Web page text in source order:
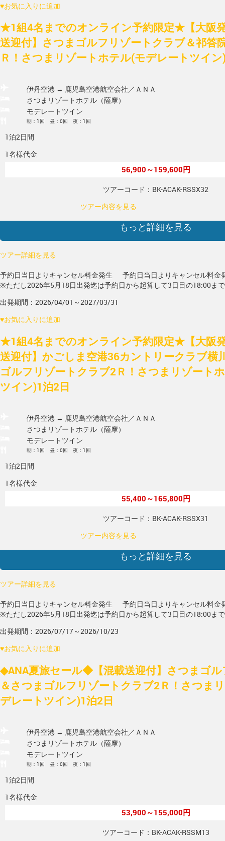
♥お気に入りに追加
★1組4名までのオンライン予約限定★【大阪
送迎付】さつまゴルフリゾートクラブ＆祁答
Ｒ！さつまリゾートホテル(モデレートツイ
伊丹空港 → 鹿児島空港航空会社／ＡＮＡ
さつまリゾートホテル（薩摩）
モデレートツイン
朝：1回 昼：0回 夜：1回
1泊2日間
1名様代金
56,900～159,600円
ツアーコード：BK-ACAK-RSSX32
ツアー内容を見る
もっと詳細を見る
ツアー詳細を見る
予約日当日よりキャンセル料金発生
予約日当日よりキャンセル料金
※ただし2026年5月18日出発迄は予約日から起算して3日目の18:00ま
出発期間：2026/04/01～2027/03/31
♥お気に入りに追加
★1組4名までのオンライン予約限定★【大阪
送迎付】かごしま空港36カントリークラブ横
ゴルフリゾートクラブ2Ｒ！さつまリゾート
ツイン)1泊2日
伊丹空港 → 鹿児島空港航空会社／ＡＮＡ
さつまリゾートホテル（薩摩）
モデレートツイン
朝：1回 昼：0回 夜：1回
1泊2日間
1名様代金
55,400～165,800円
ツアーコード：BK-ACAK-RSSX31
ツアー内容を見る
もっと詳細を見る
ツアー詳細を見る
予約日当日よりキャンセル料金発生
予約日当日よりキャンセル料金
※ただし2026年5月18日出発迄は予約日から起算して3日目の18:00ま
出発期間：2026/07/17～2026/10/23
♥お気に入りに追加
◆ANA夏旅セール◆【混載送迎付】さつまゴ
＆さつまゴルフリゾートクラブ2Ｒ！さつま
デレートツイン)1泊2日
伊丹空港 → 鹿児島空港航空会社／ＡＮＡ
さつまリゾートホテル（薩摩）
モデレートツイン
朝：1回 昼：0回 夜：1回
1泊2日間
1名様代金
53,900～155,000円
ツアーコード：BK-ACAK-RSSM13